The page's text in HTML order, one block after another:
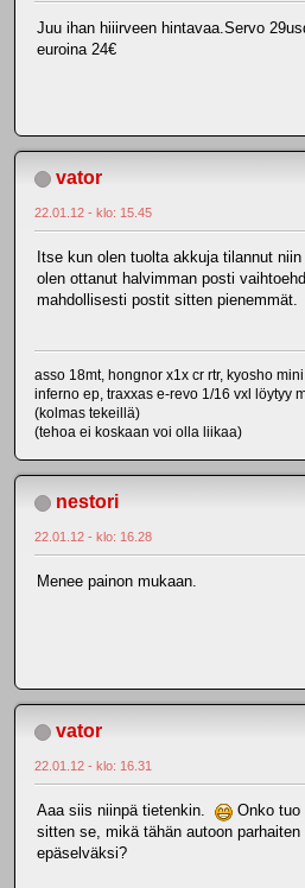
Juu ihan hiiirveen hintavaa.Servo
euroina 24€
vator
22.01.12 - klo: 15.45
Itse kun olen tuolta akkuja tilannut
olen ottanut halvimman posti
mahdollisesti postit sitten pienemmät.
asso 18mt, hongnor x1x cr rtr, kyosho
inferno ep, traxxas e-revo 1/16 vxl löytyy
(kolmas tekeillä)
(tehoa ei koskaan voi olla liikaa)
nestori
22.01.12 - klo: 16.28
Menee painon mukaan.
vator
22.01.12 - klo: 16.31
Aaa siis niinpä tietenkin.
Onko tuo
sitten se, mikä tähän autoon
epäselväksi?